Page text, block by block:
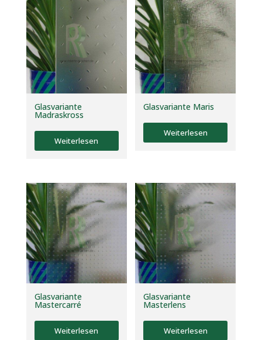
Glasvariante
Madraskross
Weiterlesen
Glasvariante Maris
Weiterlesen
Glasvariante
Mastercarré
Weiterlesen
Glasvariante
Masterlens
Weiterlesen